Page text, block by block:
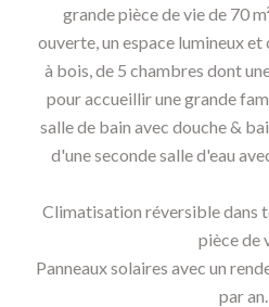
grande pièce de vie de 70
ouverte, un espace lumineux
à bois, de 5 chambres dont
pour accueillir une grande
salle de bain avec douche &
d'une seconde salle d'eau
Climatisation réversible dans
pièce de
Panneaux solaires avec un
par an.